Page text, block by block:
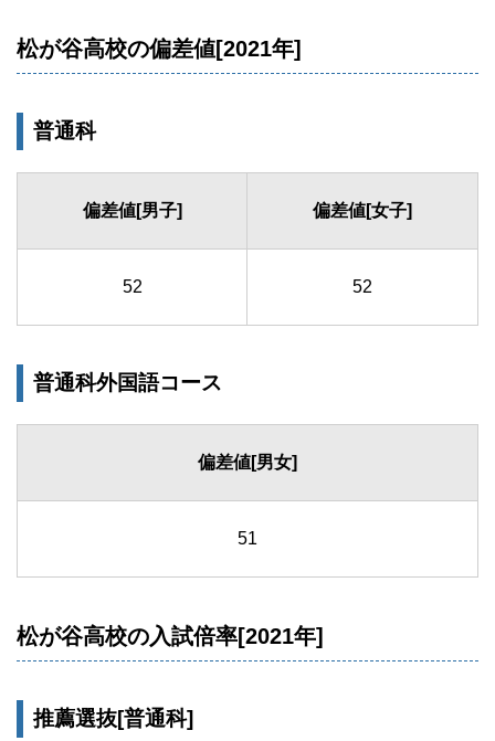
松が谷高校の偏差値[2021年]
普通科
偏差値[男子] 偏差値[女子]
52 52
普通科外国語コース
偏差値[男女]
51
松が谷高校の入試倍率[2021年]
推薦選抜[普通科]